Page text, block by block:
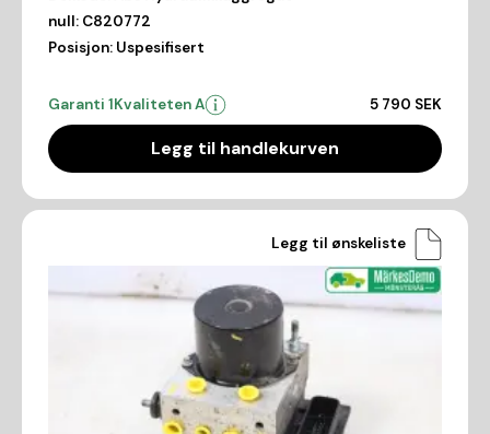
null: C820772
Posisjon: Uspesifisert
Garanti 1Kvaliteten A 5 790 SEK
Legg til handlekurven
Legg til ønskeliste